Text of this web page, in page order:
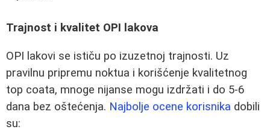
Trajnost i kvalitet OPI lakova
OPI lakovi se ističu po izuzetnoj trajnosti. Uz
pravilnu pripremu noktua i korišćenje kvalitetnog
top coata, mnoge nijanse mogu izdržati i do 5-6
dana bez oštećenja. Najbolje ocene korisnika dobili
su: